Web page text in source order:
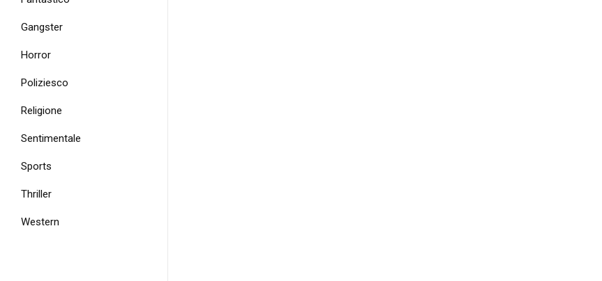
Gangster
Horror
Poliziesco
Religione
Sentimentale
Sports
Thriller
Western